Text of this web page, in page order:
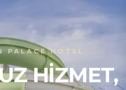
PALACE HOTEL
HIZMET,